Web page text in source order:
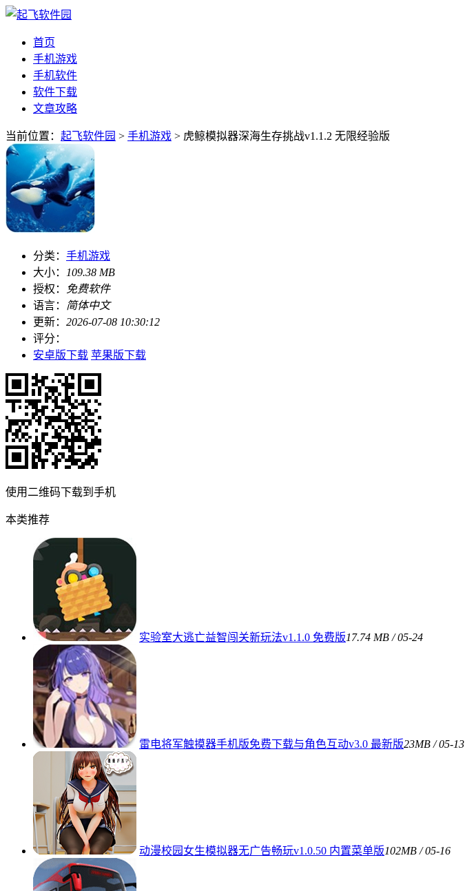
首页
手机游戏
手机软件
软件下载
文章攻略
当前位置： 起飞软件园 > 手机游戏 > 虎鲸模拟器深海生存挑战v1.1.2 无限经验版
分类： 手机游戏
大小：
109.38 MB
授权：
免费软件
语言：
简体中文
更新： 2026-07-08 10:30:12
评分：
安卓版下载 苹果版下载
使用二维码下载到手机
本类推荐
实验室大逃亡益智闯关新玩法v1.1.0 免费版17.74 MB / 05-24
雷电将军触摸器手机版免费下载与角色互动v3.0 最新版23MB / 05-13
动漫校园女生模拟器无广告畅玩v1.0.50 内置菜单版102MB / 05-16